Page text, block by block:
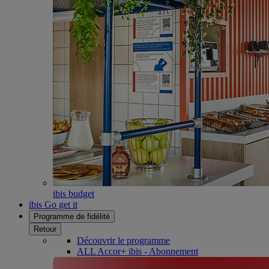
ibis budget
ibis Go get it
Programme de fidélité
Retour
Découvrir le programme
ALL Accor+ ibis - Abonnement